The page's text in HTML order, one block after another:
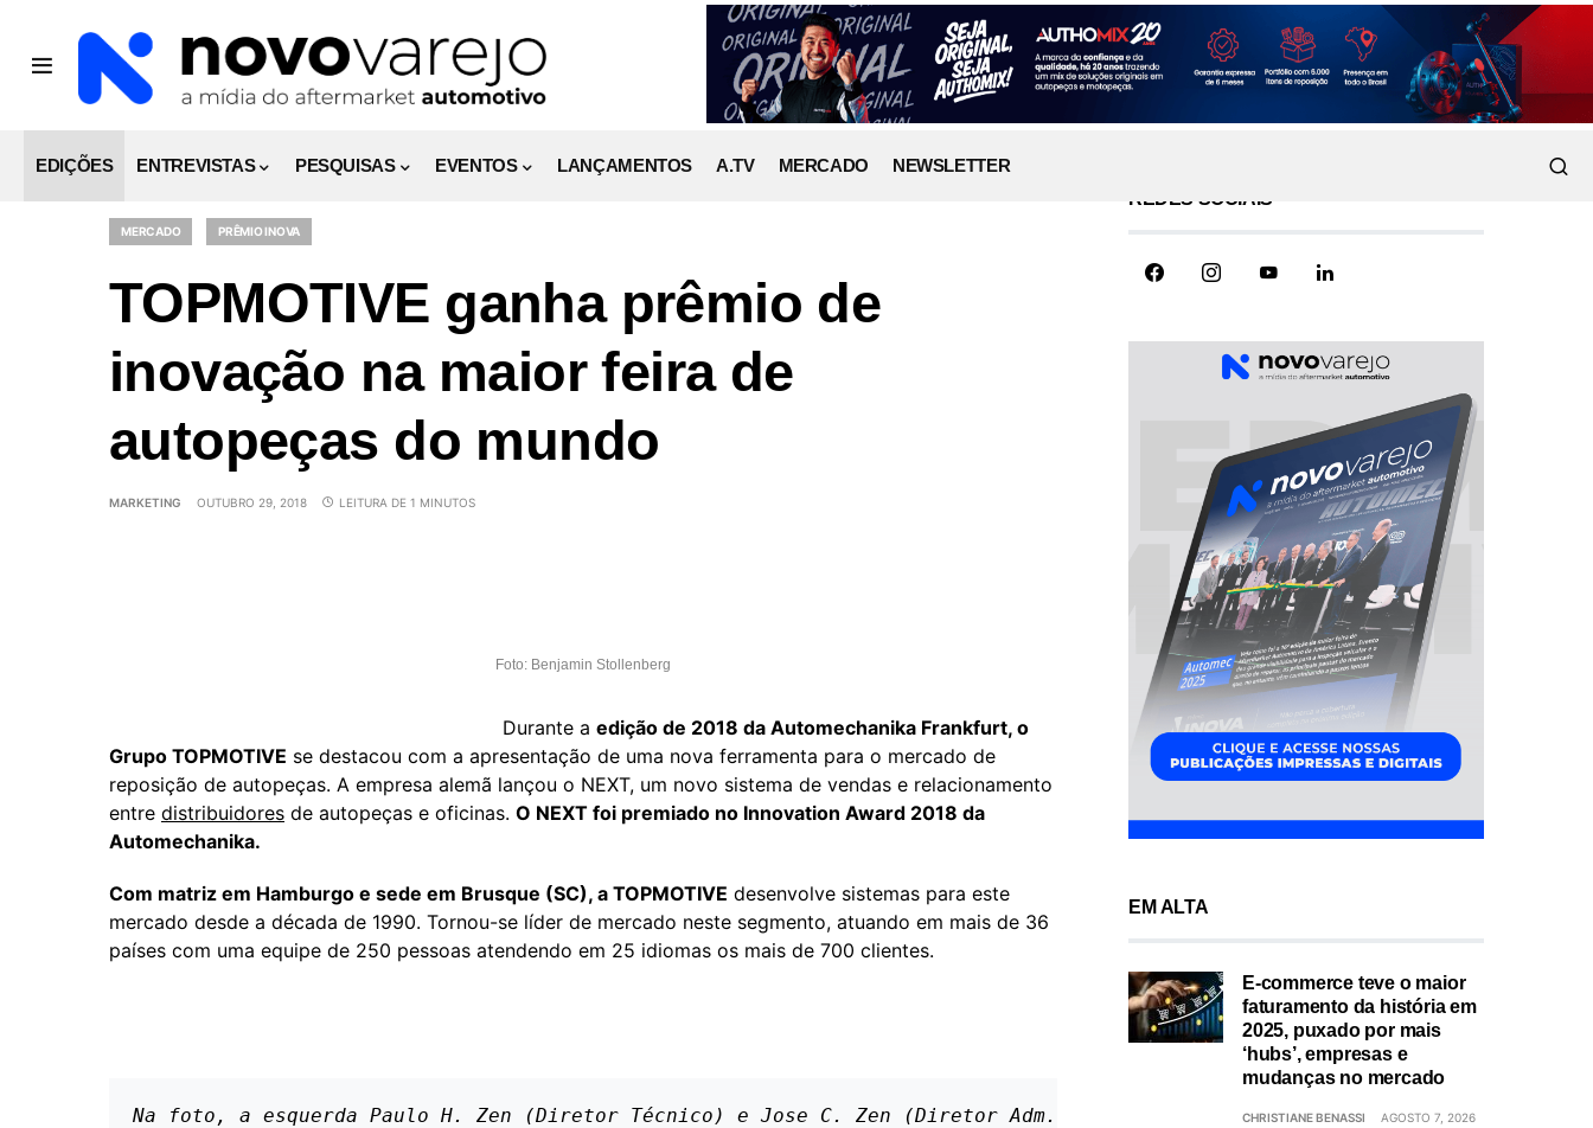
EDIÇÕES ENTREVISTAS PESQUISAS EVENTOS LANÇAMENTOS A.TV MERCADO NEWSLETTER
MERCADO PRÊMIO INOVA
TOPMOTIVE ganha prêmio de
inovação na maior feira de
autopeças do mundo
MARKETING OUTUBRO 29, 2018 LEITURA DE 1 MINUTOS
Foto: Benjamin Stollenberg
Durante a edição de 2018 da Automechanika Frankfurt, o
Grupo TOPMOTIVE se destacou com a apresentação de uma nova ferramenta para o mercado de
reposição de autopeças. A empresa alemã lançou o NEXT, um novo sistema de vendas e relacionamento
entre distribuidores de autopeças e oficinas. O NEXT foi premiado no Innovation Award 2018 da
Automechanika.
Com matriz em Hamburgo e sede em Brusque (SC), a TOPMOTIVE desenvolve sistemas para este
mercado desde a década de 1990. Tornou-se líder de mercado neste segmento, atuando em mais de 36
países com uma equipe de 250 pessoas atendendo em 25 idiomas os mais de 700 clientes.
Na foto, a esquerda Paulo H. Zen (Diretor Técnico) e Jose C. Zen (Diretor Adm.)
REDES SOCIAIS
EM ALTA
E-commerce teve o maior
faturamento da história em
2025, puxado por mais
‘hubs’, empresas e
mudanças no mercado
CHRISTIANE BENASSI AGOSTO 7, 2026